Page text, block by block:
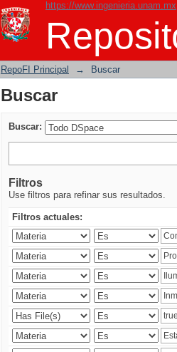
https://www.ingenieria.unam.mx
Buscar
RepoFI Principal → Buscar
Buscar
Buscar:
Filtros
Use filtros para refinar sus resultados.
Filtros actuales: